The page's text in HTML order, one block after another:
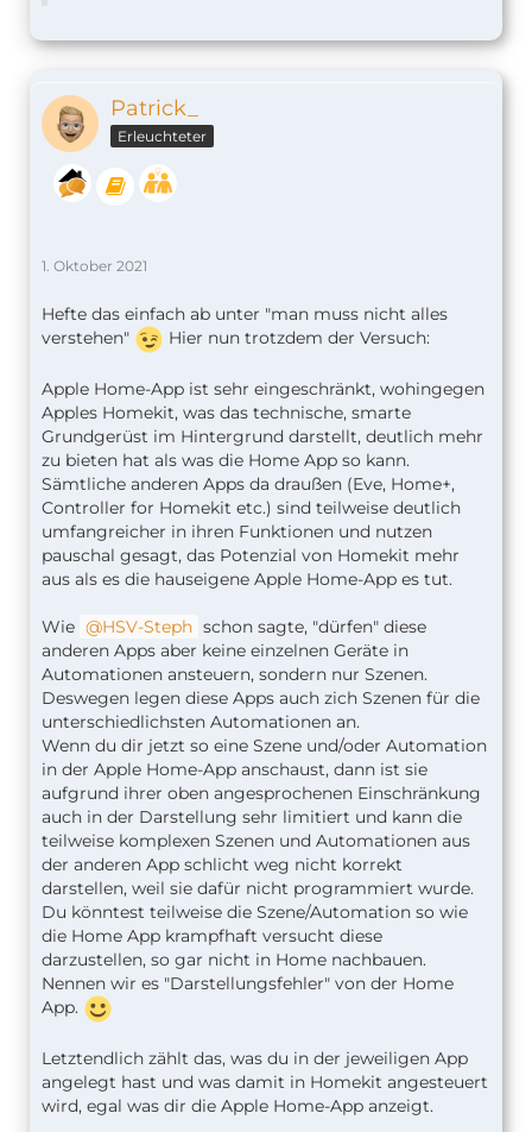
Patrick_
Erleuchteter
1. Oktober 2021
Hefte das einfach ab unter "man muss nicht alles
verstehen"
Hier nun trotzdem der Versuch:
Apple Home-App ist sehr eingeschränkt, wohingegen
Apples Homekit, was das technische, smarte
Grundgerüst im Hintergrund darstellt, deutlich mehr
zu bieten hat als was die Home App so kann.
Sämtliche anderen Apps da draußen (Eve, Home+,
Controller for Homekit etc.) sind teilweise deutlich
umfangreicher in ihren Funktionen und nutzen
pauschal gesagt, das Potenzial von Homekit mehr
aus als es die hauseigene Apple Home-App es tut.
Wie HSV-Steph schon sagte, "dürfen" diese
anderen Apps aber keine einzelnen Geräte in
Automationen ansteuern, sondern nur Szenen.
Deswegen legen diese Apps auch zich Szenen für die
unterschiedlichsten Automationen an.
Wenn du dir jetzt so eine Szene und/oder Automation
in der Apple Home-App anschaust, dann ist sie
aufgrund ihrer oben angesprochenen Einschränkung
auch in der Darstellung sehr limitiert und kann die
teilweise komplexen Szenen und Automationen aus
der anderen App schlicht weg nicht korrekt
darstellen, weil sie dafür nicht programmiert wurde.
Du könntest teilweise die Szene/Automation so wie
die Home App krampfhaft versucht diese
darzustellen, so gar nicht in Home nachbauen.
Nennen wir es "Darstellungsfehler" von der Home
App.
Letztendlich zählt das, was du in der jeweiligen App
angelegt hast und was damit in Homekit angesteuert
wird, egal was dir die Apple Home-App anzeigt.